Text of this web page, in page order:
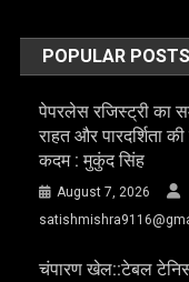
POPULAR POSTS
पेपरलेस रजिस्ट्री का
राहत और पारदर्शिता
कदम : मुकुंद सिंह
August 7, 2026
चंपारण खेल::टेबल टेनिस